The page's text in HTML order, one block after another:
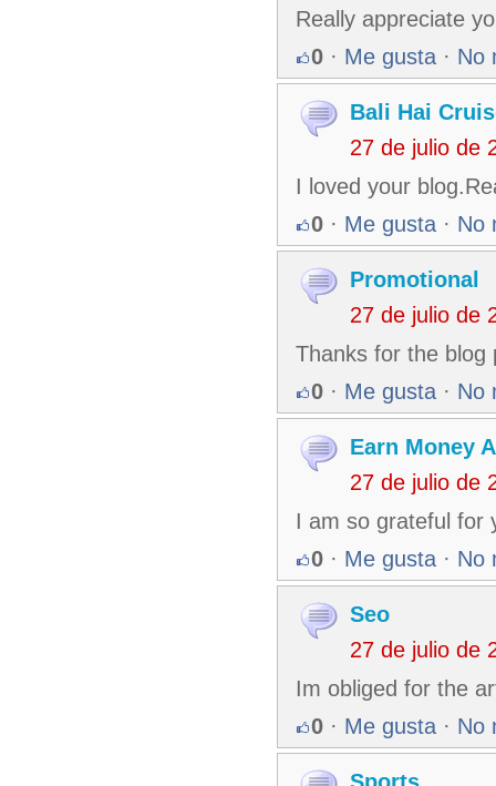
Really appreciate
0 · Me gusta · No
Bali Hai
27 de julio de
I loved your
0 · Me gusta · No
Promotional
27 de julio de
Thanks for the blog
0 · Me gusta · No
Earn Money
27 de julio de
I am so grateful for
0 · Me gusta · No
Seo
27 de julio de
Im obliged for the
0 · Me gusta · No